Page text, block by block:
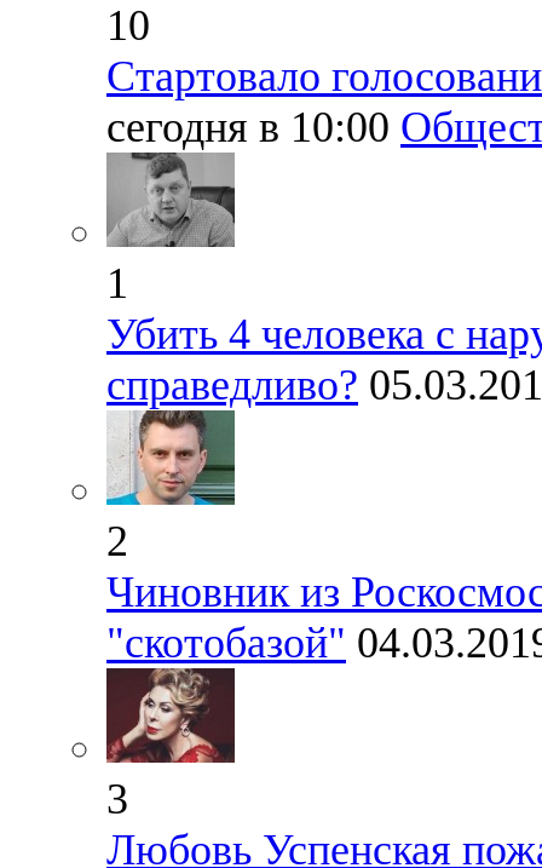
10
Стартовало
сегодня в 10:00
1
Убить 4 человека с
справедливо?
2
Чиновник из
"скотобазой"
3
Любовь Успенская